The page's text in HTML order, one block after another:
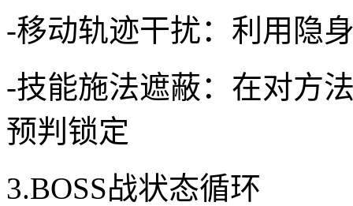
-移动轨迹干扰：利用隐
-技能施法遮蔽：在对方
预判锁定
3.BOSS战状态循环